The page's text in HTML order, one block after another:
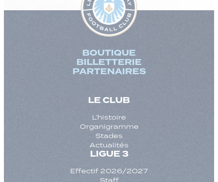
BOUTIQUE
BILLETTERIE
PARTENAIRES
LE CLUB
L’histoire
Organigramme
Stades
Actualités
LIGUE 3
Effectif 2026/2027
Staff